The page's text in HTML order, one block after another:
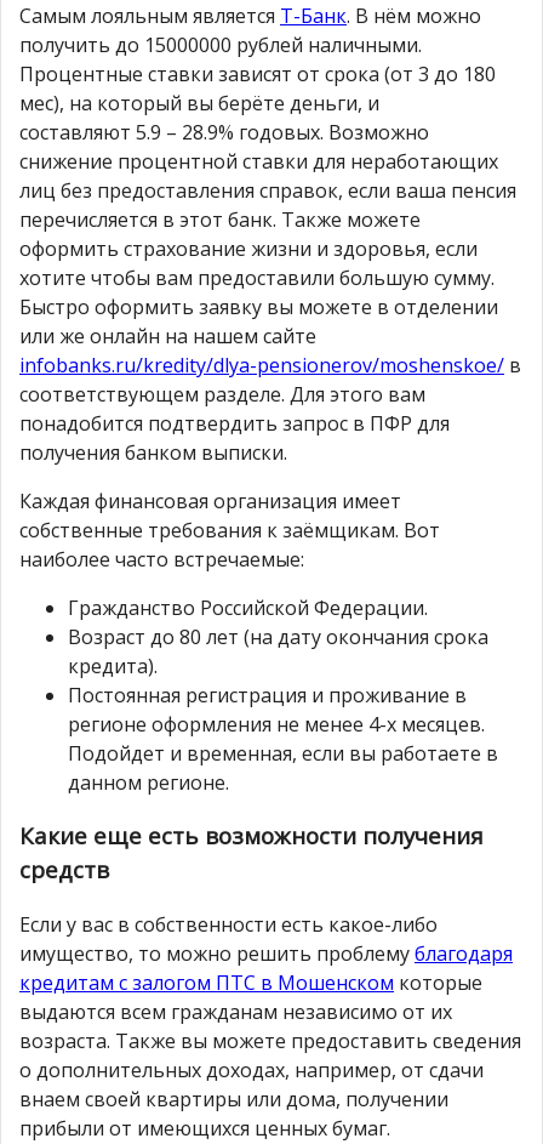
Самым лояльным является Т-Банк. В нём можно
получить до 15000000 рублей наличными.
Процентные ставки зависят от срока (от 3 до 180
мес), на который вы берёте деньги, и
составляют 5.9 – 28.9% годовых. Возможно
снижение процентной ставки для неработающих
лиц без предоставления справок, если ваша пенсия
перечисляется в этот банк. Также можете
оформить страхование жизни и здоровья, если
хотите чтобы вам предоставили большую сумму.
Быстро оформить заявку вы можете в отделении
или же онлайн на нашем сайте
infobanks.ru/kredity/dlya-pensionerov/moshenskoe/ в
соответствующем разделе. Для этого вам
понадобится подтвердить запрос в ПФР для
получения банком выписки.
Каждая финансовая организация имеет
собственные требования к заёмщикам. Вот
наиболее часто встречаемые:
Гражданство Российской Федерации.
Возраст до 80 лет (на дату окончания срока
кредита).
Постоянная регистрация и проживание в
регионе оформления не менее 4-х месяцев.
Подойдет и временная, если вы работаете в
данном регионе.
Какие еще есть возможности получения
средств
Если у вас в собственности есть какое-либо
имущество, то можно решить проблемублагодаря
кредитам с залогом ПТС в Мошенском которые
выдаются всем гражданам независимо от их
возраста. Также вы можете предоставить сведения
о дополнительных доходах, например, от сдачи
внаем своей квартиры или дома, получении
прибыли от имеющихся ценных бумаг.